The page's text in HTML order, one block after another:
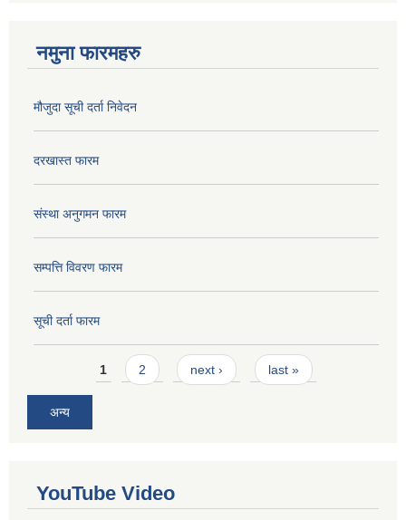
नमुना फारमहरु
मौजुदा सूची दर्ता निवेदन
दरखास्त फारम
संस्था अनुगमन फारम
सम्पत्ति विवरण फारम
सूची दर्ता फारम
Pages1 2 next › last »
अन्य
YouTube Video